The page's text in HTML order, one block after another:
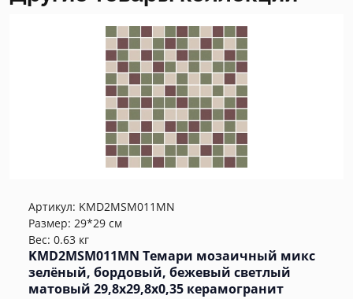
Артикул: KMD2MSM011MN
Размер: 29*29 см
Вес: 0.63 кг
KMD2MSM011MN Темари мозаичный микс
зелёный, бордовый, бежевый светлый
матовый 29,8x29,8x0,35 керамогранит